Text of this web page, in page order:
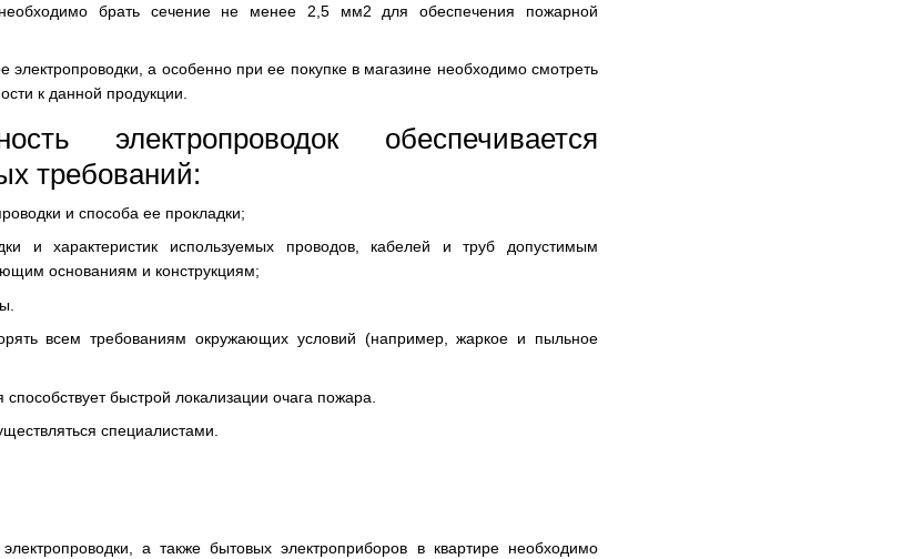
брать сечение не менее 2,5 мм2 для обеспечения пожарной
электропроводки, а особенно при ее покупке в магазине необходимо смотреть
к данной продукции.
электропроводок обеспечивается
требований:
и способа ее прокладки;
и характеристик используемых проводов, кабелей и труб допустимым
основаниям и конструкциям;
всем требованиям окружающих условий (например, жаркое и пыльное
быстрой локализации очага пожара.
специалистами.
а также бытовых электроприборов в квартире необходимо